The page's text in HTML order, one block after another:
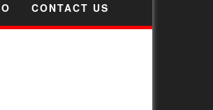
CONTACT US